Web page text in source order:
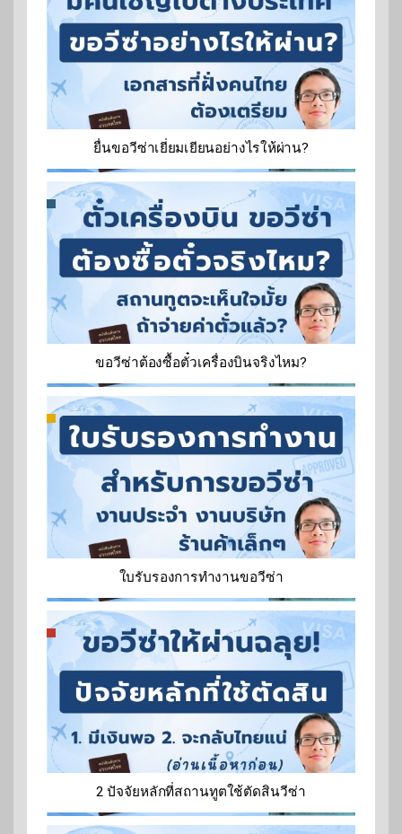
ยื่นขอวีซ่าเยี่ยมเยียนอย่างไรให้ผ่าน?
ขอวีซ่าต้องซื้อตั๋วเครื่องบินจริงไหม?
ใบรับรองการทำงานขอวีซ่า
2 ปัจจัยหลักที่สถานทูตใช้ตัดสินวีซ่า